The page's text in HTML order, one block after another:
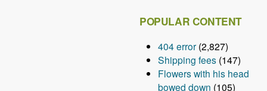
POPULAR CONTENT
404 error (2,827)
Shipping fees (147)
Flowers with his head
bowed down (105)